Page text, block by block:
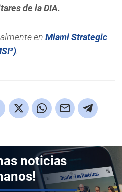
de la DIA.
en Miami Strategic
.
noticias